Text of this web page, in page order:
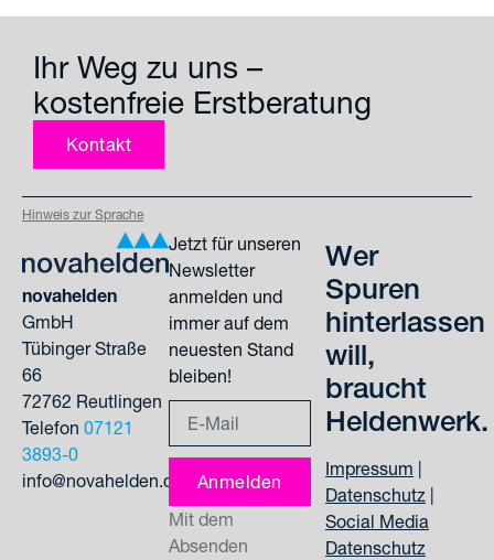
Ihr Weg zu uns –
kostenfreie Erstberatung
Kontakt
Hinweis zur Sprache
novahelden
GmbH
Tübinger Straße
66
72762 Reutlingen
Telefon 07121
3893-0
info@novahelden.de
Jetzt für unseren
Newsletter
anmelden und
immer auf dem
neuesten Stand
bleiben!
Anmelden
Alternative:
Mit dem
Absenden
Wer
Spuren
hinterlassen
will,
braucht
Heldenwerk.
Impressum
Datenschutz
Social Media
Datenschutz